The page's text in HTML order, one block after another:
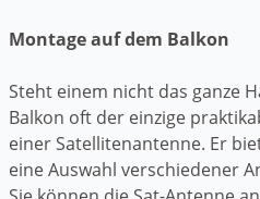
Montage auf dem Balkon
Steht einem nicht das ganze
Balkon oft der einzige
einer Satellitenantenne. Er
eine Auswahl verschiedener